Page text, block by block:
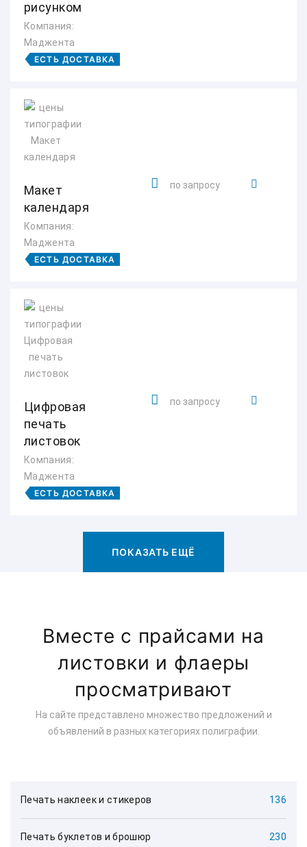
рисунком
Компания:
Маджента
ЕСТЬ ДОСТАВКА
Макет
календаря
Компания:
Маджента
ЕСТЬ ДОСТАВКА
по запросу
Цифровая
печать
листовок
Компания:
Маджента
ЕСТЬ ДОСТАВКА
по запросу
ПОКАЗАТЬ ЕЩЁ
Вместе с прайсами на
листовки и флаеры
просматривают
На сайте представлено множество предложений и
объявлений в разных категориях полиграфии.
Печать наклеек и стикеров 136
Печать буклетов и брошюр 230